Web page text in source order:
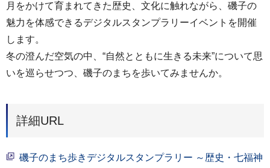
月をかけて育まれてきた歴史、文化に触れながら、磯子の
魅力を体感できるデジタルスタンプラリーイベントを開催
します。
冬の澄んだ空気の中、“自然とともに生きる未来”について思
いを巡らせつつ、磯子のまちを歩いてみませんか。
詳細URL
磯子のまち歩きデジタルスタンプラリー ～歴史・七福神